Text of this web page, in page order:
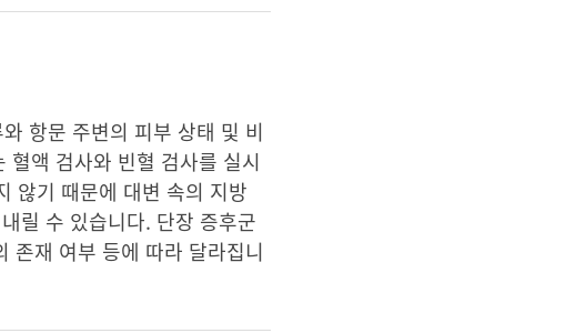
항문 주변의 피부 상태 및 비
액 검사와 빈혈 검사를 실시
않기 때문에 대변 속의 지방
릴 수 있습니다. 단장 증후군
존재 여부 등에 따라 달라집니